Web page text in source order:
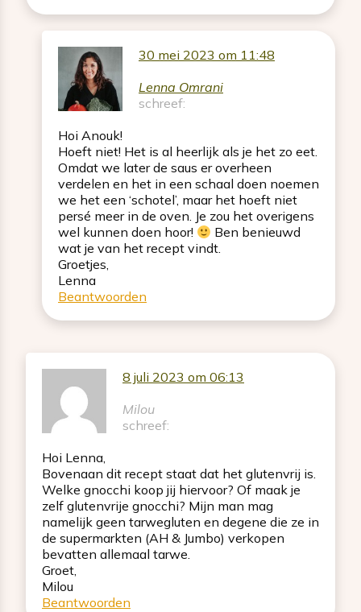
Lenna Omrani
schreef:
30 mei 2023 om 11:48
Hoi Anouk!
Hoeft niet! Het is al heerlijk als je het zo eet.
Omdat we later de saus er overheen
verdelen en het in een schaal doen noemen
we het een ‘schotel’, maar het hoeft niet
persé meer in de oven. Je zou het overigens
wel kunnen doen hoor!
Ben benieuwd
wat je van het recept vindt.
Groetjes,
Lenna
Beantwoorden
Milou
schreef:
8 juli 2023 om 06:13
Hoi Lenna,
Bovenaan dit recept staat dat het glutenvrij is.
Welke gnocchi koop jij hiervoor? Of maak je
zelf glutenvrije gnocchi? Mijn man mag
namelijk geen tarwegluten en degene die ze in
de supermarkten (AH & Jumbo) verkopen
bevatten allemaal tarwe.
Groet,
Milou
Beantwoorden